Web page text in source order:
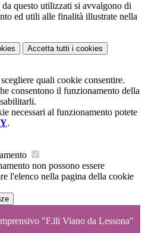
questo utilizzati si avvalgono di
ed utili alle finalità illustrate nella
Accetta tutti i cookies
quali cookie consentire.
consentono il funzionamento della
necessari al funzionamento potete
.
non possono essere
l'elenco nella pagina della cookie
"F.lli Viano da Lessona"